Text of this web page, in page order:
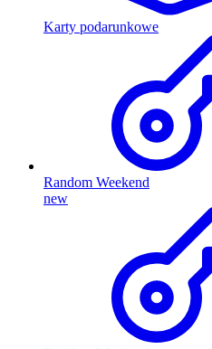
Karty podarunkowe
Random Weekend
new